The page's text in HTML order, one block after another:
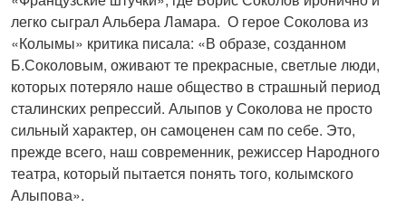
легко сыграл Альбера Ламара. О герое Соколова из
«Колымы» критика писала: «В образе, созданном
Б.Соколовым, оживают те прекрасные, светлые люди,
которых потеряло наше общество в страшный период
сталинских репрессий. Алыпов у Соколова не просто
сильный характер, он самоценен сам по себе. Это,
прежде всего, наш современник, режиссер Народного
театра, который пытается понять того, колымского
Алыпова».